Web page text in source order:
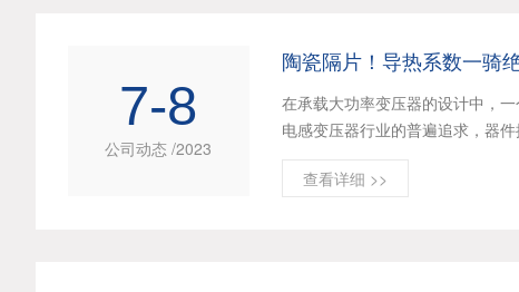
7-8
公司动态 /2023
陶瓷隔片！导热系数一骑
在承载大功率变压器的设计中，
电感变压器行业的普遍追求，器
查看详细 >>